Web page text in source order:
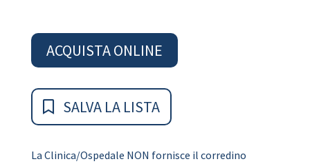
ACQUISTA ONLINE
SALVA LA LISTA
La Clinica/Ospedale NON fornisce il corredino